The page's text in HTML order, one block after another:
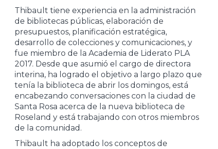
Thibault tiene experiencia en la administración
de bibliotecas públicas, elaboración de
presupuestos, planificación estratégica,
desarrollo de colecciones y comunicaciones, y
fue miembro de la Academia de Liderato PLA
2017. Desde que asumió el cargo de directora
interina, ha logrado el objetivo a largo plazo que
tenía la biblioteca de abrir los domingos, está
encabezando conversaciones con la ciudad de
Santa Rosa acerca de la nueva biblioteca de
Roseland y está trabajando con otros miembros
de la comunidad.
Thibault ha adoptado los conceptos de